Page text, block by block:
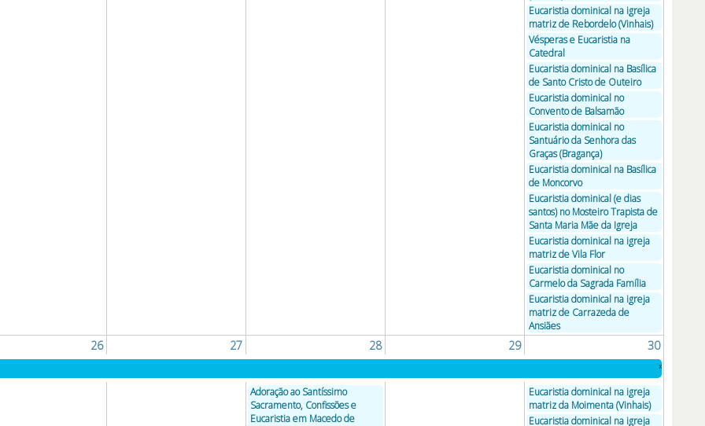
Eucaristia dominical na igreja
matriz de Rebordelo (Vinhais)
Vésperas e Eucaristia na
Catedral
Eucaristia dominical na Basílica
de Santo Cristo de Outeiro
Eucaristia dominical no
Convento de Balsamão
Eucaristia dominical no
Santuário da Senhora das
Graças (Bragança)
Eucaristia dominical na Basílica
de Moncorvo
Eucaristia dominical (e dias
santos) no Mosteiro Trapista de
Santa Maria Mãe da Igreja
Eucaristia dominical na igreja
matriz de Vila Flor
Eucaristia dominical no
Carmelo da Sagrada Família
Eucaristia dominical na igreja
matriz de Carrazeda de
Ansiães
26 27 28 29 30
»
Adoração ao Santíssimo
Sacramento, Confissões e
Eucaristia em Macedo de
Eucaristia dominical na igreja
matriz da Moimenta (Vinhais)
Eucaristia dominical na igreja